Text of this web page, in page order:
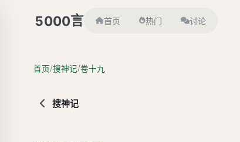
5000言 首页 热门 讨论
首页/搜神记/卷十九
搜神记